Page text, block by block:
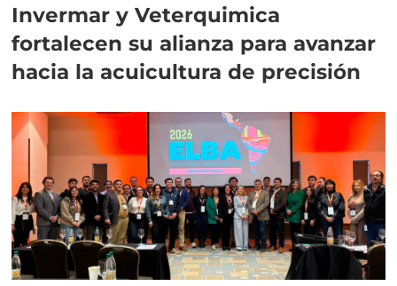
Invermar y Veterquimica
fortalecen su alianza para avanzar
hacia la acuicultura de precisión